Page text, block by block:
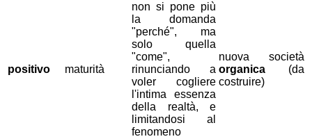
positivo maturità
non si pone più
la domanda
"perché", ma
solo quella
"come",
rinunciando a
voler cogliere
l'intima essenza
della realtà, e
limitandosi al
fenomeno
nuova società
organica (da
costruire)